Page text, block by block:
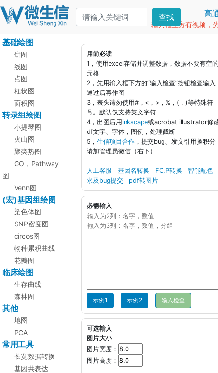
查找 高
输入框上方有视频，
基础绘图
饼图
线图
点图
柱状图
面积图
转录组绘图
小提琴图
火山图
聚类热图
GO，Pathway
图
Venn图
(宏)基因组绘图
染色体图
SNP密度图
circos图
物种累积曲线
花瓣图
临床绘图
生存曲线
森林图
其他
地图
PCA
常用工具
长宽数据转换
基因共表达
用前必读
1，使用excel存储并调整数据，数据不要有空
元格
2，先用输入框下方的“输入检查”按钮检查输入
通过后再作图
3，表头请勿使用#，<，>，%，(，)等特殊符
号。默认仅支持英文字符
4，出图后用inkscape或acrobat illustrator修
df文字、字体，图例，处理截断
5， 生信项目合作 ，提交bug、发文引用换积分
请加管理员微信（右下）
人工客服 基因名转换 FC,P转换
智能配色
求及bug提交
pdf转图片
必需输入
示例1 示例2
可选输入
图片大小
图片宽度：
图片高度：